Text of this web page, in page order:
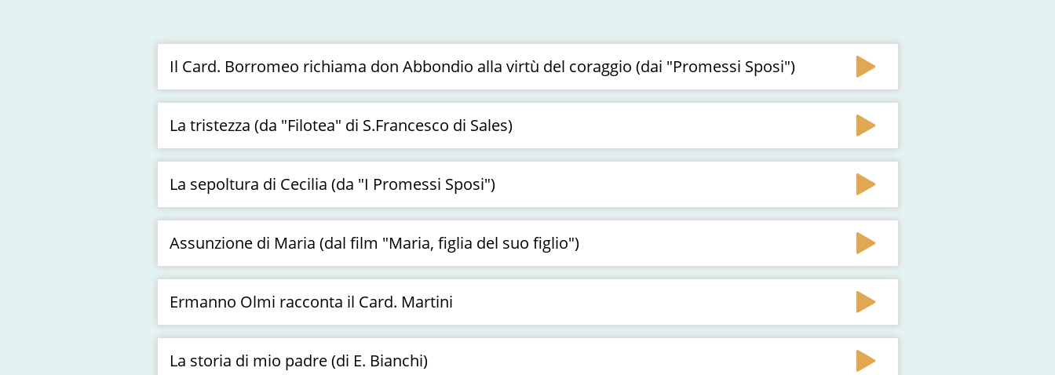
Il Card. Borromeo richiama don Abbondio alla virtù del coraggio (dai "Promessi Sposi")
La tristezza (da "Filotea" di S.Francesco di Sales)
La sepoltura di Cecilia (da "I Promessi Sposi")
Assunzione di Maria (dal film "Maria, figlia del suo figlio")
Ermanno Olmi racconta il Card. Martini
La storia di mio padre (di E. Bianchi)